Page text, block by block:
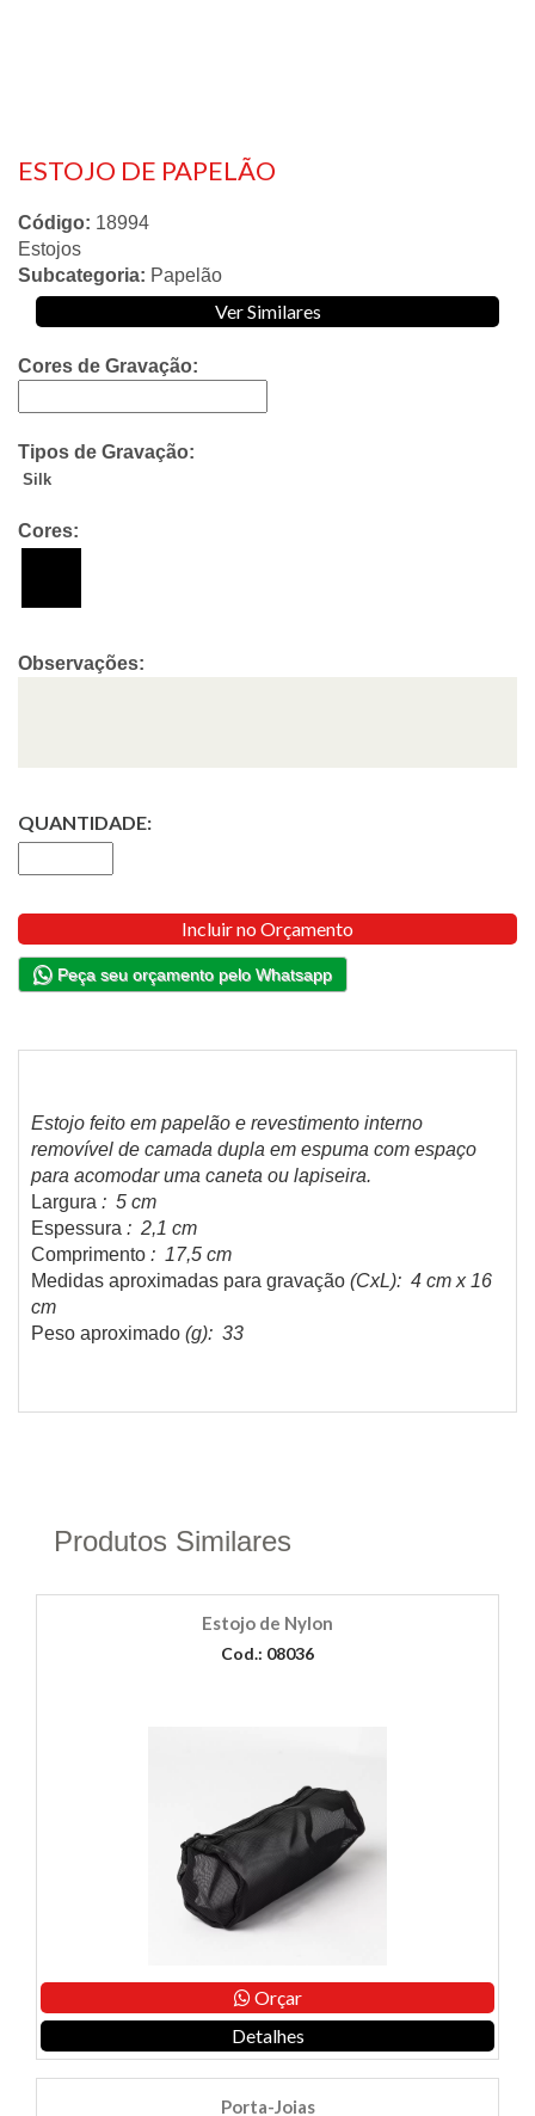
ESTOJO DE PAPELÃO
Código: 18994
Estojos
Subcategoria: Papelão
Ver Similares
Cores de Gravação:
Tipos de Gravação:
Silk
Cores:
Observações:
QUANTIDADE:
Incluir no Orçamento
Peça seu orçamento pelo Whatsapp
Estojo feito em papelão e revestimento interno
removível de camada dupla em espuma com espaço
para acomodar uma caneta ou lapiseira.
Largura : 5 cm
Espessura : 2,1 cm
Comprimento : 17,5 cm
Medidas aproximadas para gravação (CxL): 4 cm x 16
cm
Peso aproximado (g): 33
Produtos Similares
Estojo de Nylon
Cod.: 08036
Orçar
Detalhes
Porta-Joias